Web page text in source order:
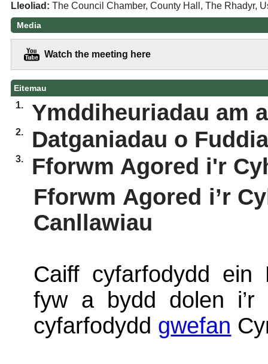
Lleoliad: The Council Chamber, County Hall, The Rhadyr,
Media
Watch the meeting here
Eitemau
1. Ymddiheuriadau am
2. Datganiadau o
3.
Fforwm Agored i'r
Fforwm Agored i’r
Canllawiau
Caiff cyfarfodydd ein
fyw a bydd dolen
cyfarfodydd gwefan